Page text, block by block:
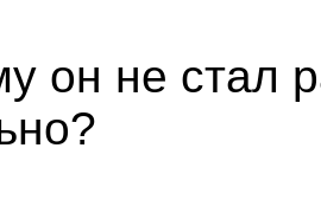
он не стал